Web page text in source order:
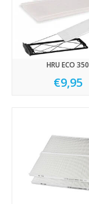
HRU ECO 350
€9,95